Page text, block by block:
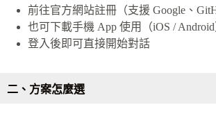
前往官方網站註冊（支援 Google、
也可下載手機 App 使用（iOS / Android
登入後即可直接開始對話
二、方案怎麼選